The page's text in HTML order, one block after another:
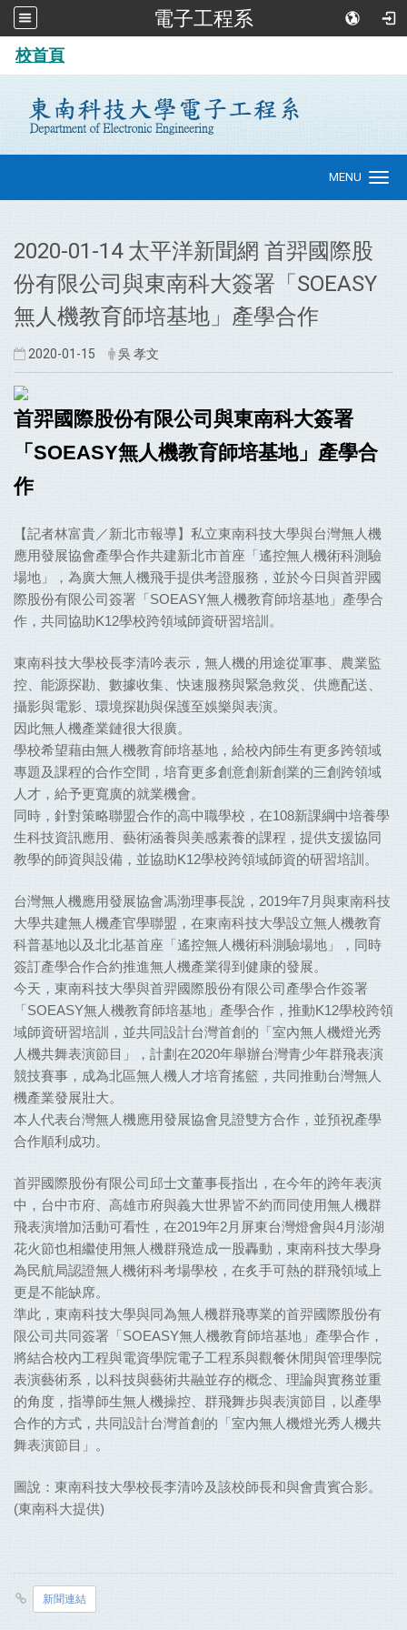
電子工程系
校首頁
navigation
MENU
2020-01-14 太平洋新聞網 首羿國際股
份有限公司與東南科大簽署「SOEASY
無人機教育師培基地」產學合作
2020-01-15 吳 孝文
首羿國際股份有限公司與東南科大簽署
「 SOEASY無人機教育師培基地」產學合
作
【記者林富貴／新北市報導】私立東南科技大學與台灣無人機
應用發展協會產學合作共建新北市首座「遙控無人機術科測驗
場地」，為廣大無人機飛手提供考證服務，並於今日與首羿國
際股份有限公司簽署「 SOEASY無人機教育師培基地」產學合
作，共同協助K12學校跨領域師資研習培訓。
東南科技大學校長李清吟表示，無人機的用途從軍事、農業監
控、能源探勘、數據收集、快速服務與緊急救災、供應配送、
攝影與電影、環境探勘與保護至娛樂與表演。
因此無人機產業鏈很大很廣。
學校希望藉由無人機教育師培基地，給校內師生有更多跨領域
專題及課程的合作空間，培育更多創意創新創業的三創跨領域
人才，給予更寬廣的就業機會。
同時，針對策略聯盟合作的高中職學校，在108新課綱中培養學
生科技資訊應用、藝術涵養與美感素養的課程，提供支援協同
教學的師資與設備，並協助K12學校跨領域師資的研習培訓。
台灣無人機應用發展協會馮渤理事長說， 2019年7月與東南科技
大學共建無人機產官學聯盟，在東南科技大學設立無人機教育
科普基地以及北北基首座「遙控無人機術科測驗場地」，同時
簽訂產學合作合約推進無人機產業得到健康的發展。
今天，東南科技大學與首羿國際股份有限公司產學合作簽署
「 SOEASY無人機教育師培基地」產學合作，推動K12學校跨領
域師資研習培訓，並共同設計台灣首創的「室內無人機燈光秀
人機共舞表演節目」，計劃在2020年舉辦台灣青少年群飛表演
競技賽事，成為北區無人機人才培育搖籃，共同推動台灣無人
機產業發展壯大。
本人代表台灣無人機應用發展協會見證雙方合作，並預祝產學
合作順利成功。
首羿國際股份有限公司邱士文董事長指出，在今年的跨年表演
中，台中市府、高雄市府與義大世界皆不約而同使用無人機群
飛表演增加活動可看性，在2019年2月屏東台灣燈會與4月澎湖
花火節也相繼使用無人機群飛造成一股轟動，東南科技大學身
為民航局認證無人機術科考場學校，在炙手可熱的群飛領域上
更是不能缺席。
準此，東南科技大學與同為無人機群飛專業的首羿國際股份有
限公司共同簽署「 SOEASY無人機教育師培基地」產學合作，
將結合校內工程與電資學院電子工程系與觀餐休閒與管理學院
表演藝術系，以科技與藝術共融並存的概念、理論與實務並重
的角度，指導師生無人機操控、群飛舞步與表演節目，以產學
合作的方式，共同設計台灣首創的「室內無人機燈光秀人機共
舞表演節目」。
圖說：東南科技大學校長李清吟及該校師長和與會貴賓合影。
(東南科大提供)
新聞連結